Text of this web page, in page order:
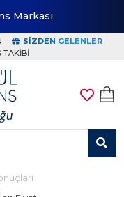
Markası
SIZDEN GELENLER
TAKIBI